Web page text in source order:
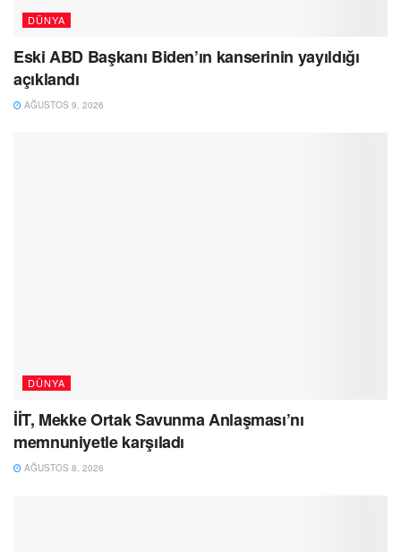
DÜNYA
Eski ABD Başkanı Biden’ın kanserinin yayıldığı
açıklandı
AĞUSTOS 9, 2026
DÜNYA
İİT, Mekke Ortak Savunma Anlaşması’nı
memnuniyetle karşıladı
AĞUSTOS 8, 2026